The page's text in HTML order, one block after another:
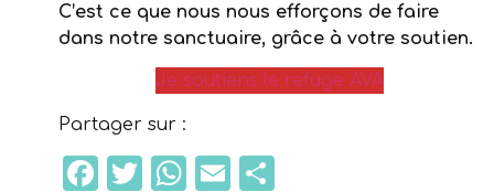
C’est ce que nous nous efforçons de faire
dans notre sanctuaire, grâce à votre soutien.
Je soutiens le refuge AVA
Partager sur :
Facebook
Twitter
WhatsApp
Email